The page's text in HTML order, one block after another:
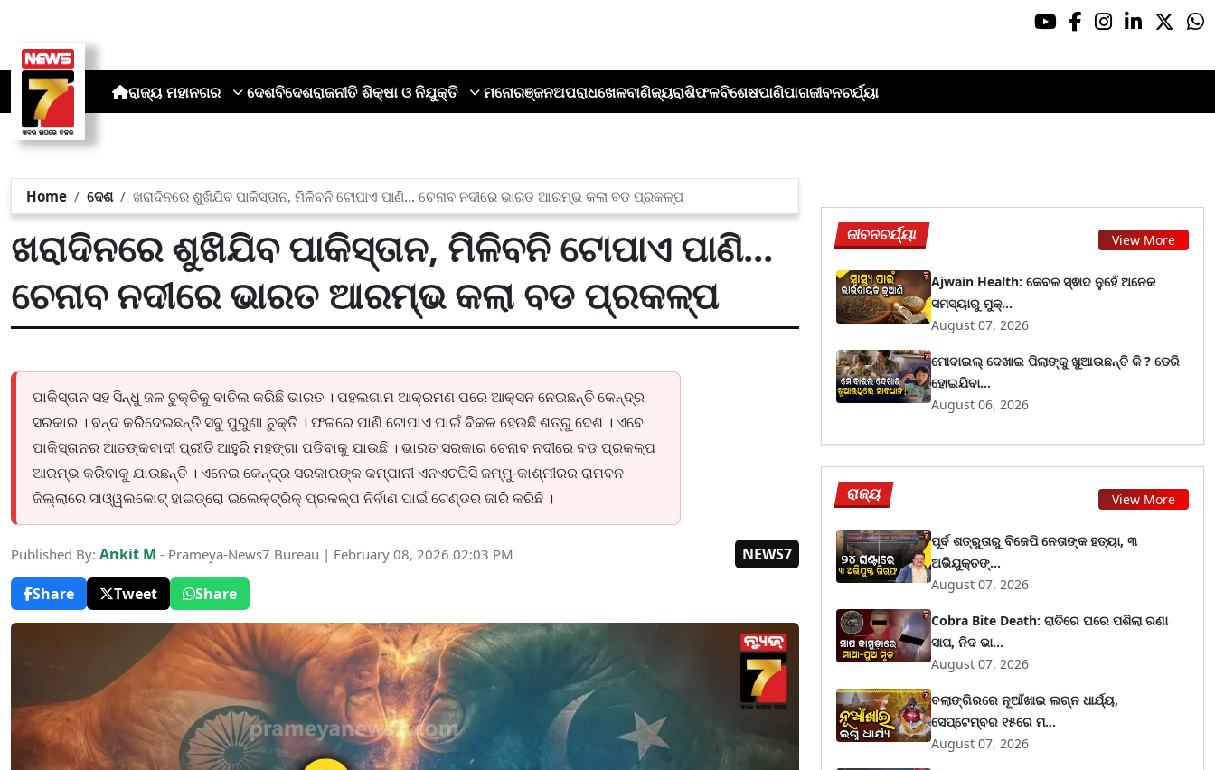
ରାଜ୍ୟ ମହାନଗର ଦେଶବିଦେଶରାଜନୀତି ଶିକ୍ଷା ଓ ନିଯୁକ୍ତି ମନୋରଞ୍ଜନଅପରାଧଖେଳବାଣିଜ୍ୟରାଶିଫଳବିଶେଷପାଣିପାଗଜୀବନଚର୍ଯ୍ୟା
Home ଦେଶ ଖରାଦିନରେ ଶୁଖିଯିବ ପାକିସ୍ତାନ, ମିଳିବନି ଟୋପାଏ ପାଣି... ଚେନାବ ନଦୀରେ ଭାରତ ଆରମ୍ଭ କଲା ବଡ ପ୍ରକଳ୍ପ
ଖରାଦିନରେ ଶୁଖିଯିବ ପାକିସ୍ତାନ, ମିଳିବନି ଟୋପାଏ ପାଣି...
ଚେନାବ ନଦୀରେ ଭାରତ ଆରମ୍ଭ କଲା ବଡ ପ୍ରକଳ୍ପ
ପାକିସ୍ତାନ ସହ ସିନ୍ଧୁ ଜଳ ଚୁକ୍ତିକୁ ବାତିଲ କରିଛି ଭାରତ । ପହଲଗାମ ଆକ୍ରମଣ ପରେ ଆକ୍ସନ ନେଇଛନ୍ତି କେନ୍ଦ୍ର
ସରକାର । ବନ୍ଦ କରିଦେଇଛନ୍ତି ସବୁ ପୁରୁଣା ଚୁକ୍ତି । ଫଳରେ ପାଣି ଟୋପାଏ ପାଇଁ ବିକଳ ହେଉଛି ଶତ୍ରୁ ଦେଶ । ଏବେ
ପାକିସ୍ତାନର ଆତଙ୍କବାଦୀ ପ୍ରୀତି ଆହୁରି ମହଙ୍ଗା ପଡିବାକୁ ଯାଉଛି । ଭାରତ ସରକାର ଚେନାବ ନଦୀରେ ବଡ ପ୍ରକଳ୍ପ
ଆରମ୍ଭ କରିବାକୁ ଯାଉଛନ୍ତି । ଏନେଇ କେନ୍ଦ୍ର ସରକାରଙ୍କ କମ୍ପାନୀ ଏନଏଚପିସି ଜମ୍ମୁ-କାଶ୍ମୀରର ରାମବନ
ଜିଲ୍ଲାରେ ସାଓ୍ୱଲକୋଟ୍ ହାଇଡ୍ରୋ ଇଲେକ୍ଟ୍ରିକ୍ ପ୍ରକଳ୍ପ ନିର୍ବାଣ ପାଇଁ ଟେଣ୍ଡର ଜାରି କରିଛି ।
Published By: Ankit M - Prameya-News7 Bureau | February 08, 2026 02:03 PM
NEWS7
Share
Tweet Share
ଜୀବନଚର୍ଯ୍ୟା View More
Ajwain Health: କେବଳ ସ୍ଵାଦ ନୁହେଁ ଅନେକ
ସମସ୍ୟାରୁ ମୁକ୍...
August 07, 2026
ମୋବାଇଲ୍ ଦେଖାଇ ପିଲାଙ୍କୁ ଖୁଆଉଛନ୍ତି କି ? ଡେରି
ହୋଇଯିବା...
August 06, 2026
ରାଜ୍ୟ View More
ପୂର୍ବ ଶତ୍ରୁତାରୁ ବିଜେପି ନେତାଙ୍କ ହତ୍ୟା, ୩
ଅଭିଯୁକ୍ତଙ୍...
August 07, 2026
Cobra Bite Death: ରାତିରେ ଘରେ ପଶିଲା ରଣା
ସାପ, ନିଦ ଭା...
August 07, 2026
ବଲାଙ୍ଗିରରେ ନୂଆଁଖାଇ ଲଗ୍ନ ଧାର୍ଯ୍ୟ,
ସେପ୍ଟେମ୍ବର ୧୫ରେ ମ...
August 07, 2026